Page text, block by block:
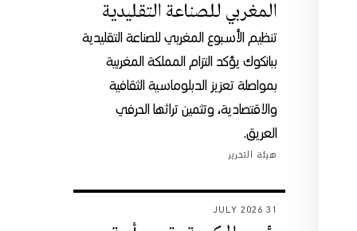
المغربي للصناعة التقليدية
تنظيم الأسبوع المغربي للصناعة التقليدية
ببانكوك يؤكد التزام المملكة المغربية
بمواصلة تعزيز الدبلوماسية الثقافية
والاقتصادية، وتثمين تراثها الحرفي
العريق.
هيئة التحرير
31 JULY 2026